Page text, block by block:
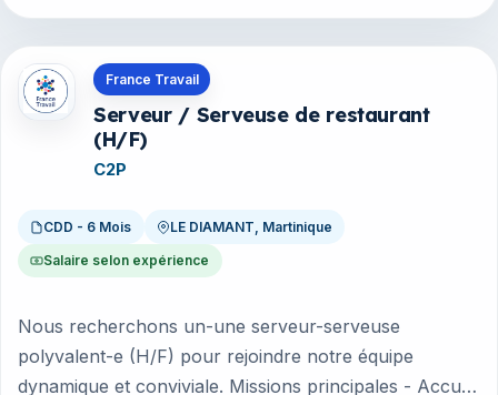
France Travail
Serveur / Serveuse de restaurant
(H/F)
C2P
CDD - 6 Mois LE DIAMANT, Martinique
Salaire selon expérience
Nous recherchons un-une serveur-serveuse
polyvalent-e (H/F) pour rejoindre notre équipe
dynamique et conviviale. Missions principales - Accueil
Offres en Martinique